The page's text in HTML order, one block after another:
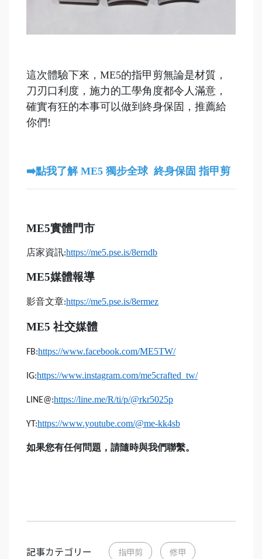
這次體驗下來，ME5的指甲剪無論是材質，
刀刃口利度，施力的工學角度都令人滿意，
確實有狂的本事可以做到終身保固，推薦給
你們!
➡️點我了解 ME5 獨步全球 終身保固 指甲剪
ME5實體門市
店家資訊:https://me5.pse.is/8erndb
ME5媒體報導
影音文章:https://me5.pse.is/8ermez
ME5 社交媒體
FB:https://www.facebook.com/ME5TW/
IG:https://www.instagram.com/me5crafted_tw/
LINE@:https://line.me/R/ti/p/@rkr5025p
YT:https://www.youtube.com/@me-kk4sb
如果您有任何問題，請隨時與我們聯繫。
記事カテゴリー 指甲剪 修甲